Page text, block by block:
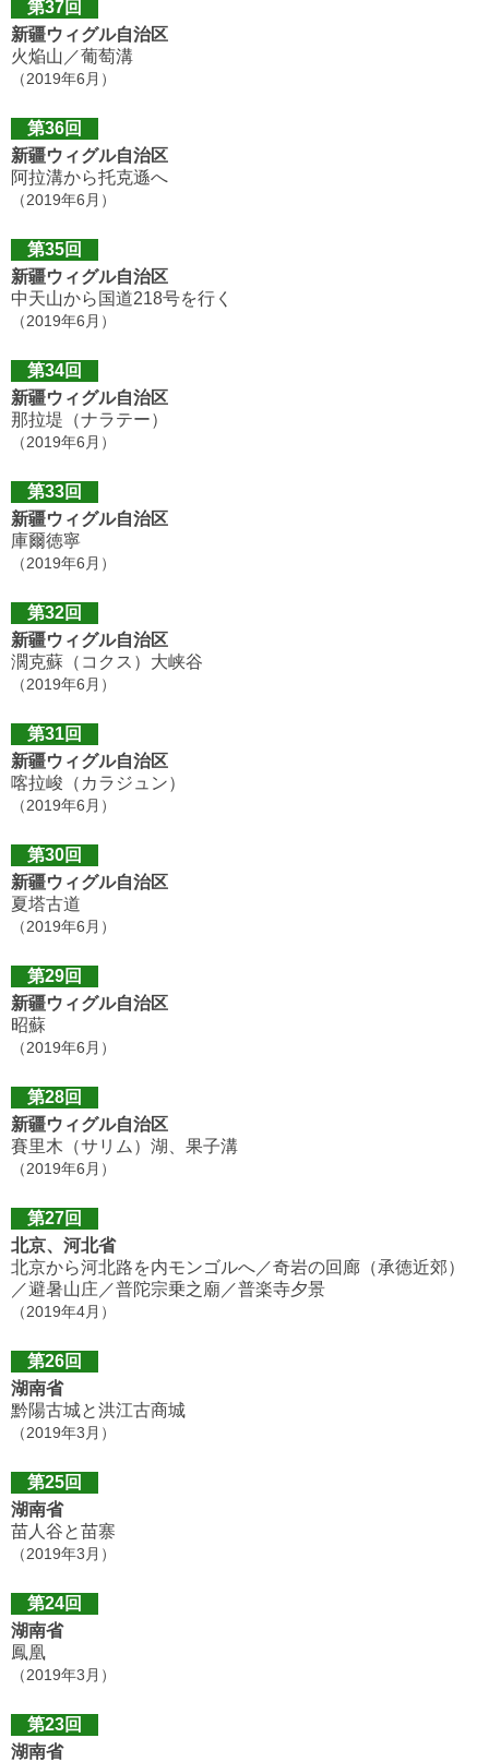
第37回
新疆ウィグル自治区
火焔山／葡萄溝
（2019年6月）
第36回
新疆ウィグル自治区
阿拉溝から托克遜へ
（2019年6月）
第35回
新疆ウィグル自治区
中天山から国道218号を行く
（2019年6月）
第34回
新疆ウィグル自治区
那拉堤（ナラテー）
（2019年6月）
第33回
新疆ウィグル自治区
庫爾徳寧
（2019年6月）
第32回
新疆ウィグル自治区
濶克蘇（コクス）大峡谷
（2019年6月）
第31回
新疆ウィグル自治区
喀拉峻（カラジュン）
（2019年6月）
第30回
新疆ウィグル自治区
夏塔古道
（2019年6月）
第29回
新疆ウィグル自治区
昭蘇
（2019年6月）
第28回
新疆ウィグル自治区
賽里木（サリム）湖、果子溝
（2019年6月）
第27回
北京、河北省
北京から河北路を内モンゴルへ／奇岩の回廊（承徳近郊）
／避暑山庄／普陀宗乗之廟／普楽寺夕景
（2019年4月）
第26回
湖南省
黔陽古城と洪江古商城
（2019年3月）
第25回
湖南省
苗人谷と苗寨
（2019年3月）
第24回
湖南省
鳳凰
（2019年3月）
第23回
湖南省